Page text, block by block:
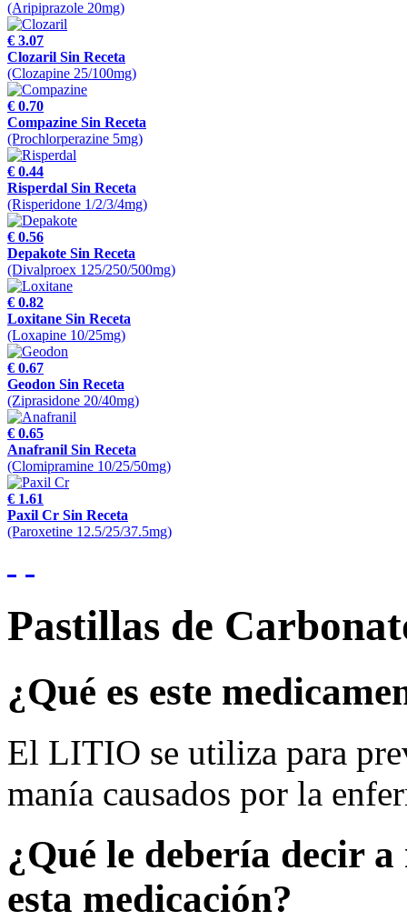
(Aripiprazole 20mg)
€ 3.07
Clozaril Sin Receta
(Clozapine 25/100mg)
€ 0.70
Compazine Sin Receta
(Prochlorperazine 5mg)
€ 0.44
Risperdal Sin Receta
(Risperidone 1/2/3/4mg)
€ 0.56
Depakote Sin Receta
(Divalproex 125/250/500mg)
€ 0.82
Loxitane Sin Receta
(Loxapine 10/25mg)
€ 0.67
Geodon Sin Receta
(Ziprasidone 20/40mg)
€ 0.65
Anafranil Sin Receta
(Clomipramine 10/25/50mg)
€ 1.61
Paxil Cr Sin Receta
(Paroxetine 12.5/25/37.5mg)
Pastillas de
¿Qué es este
El LITIO se utiliza para
manía causados por la
¿Qué le debería decir
esta medicación?